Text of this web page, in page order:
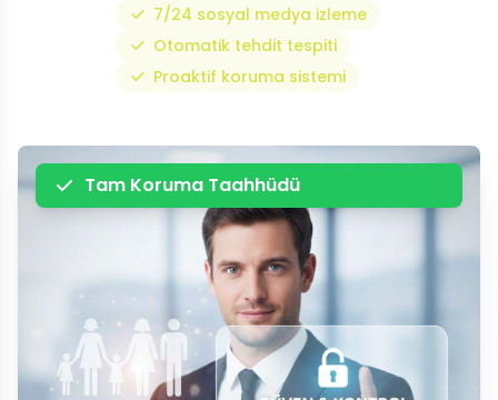
7/24 sosyal medya izleme
Otomatik tehdit tespiti
Proaktif koruma sistemi
Tam Koruma Taahhüdü